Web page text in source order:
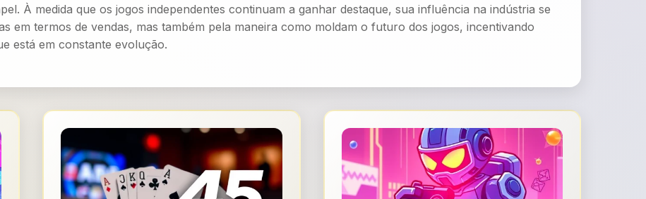
À medida que os jogos independentes continuam a ganhar destaque, sua influência na indústria se
em termos de vendas, mas também pela maneira como moldam o futuro dos jogos, incentivando
está em constante evolução.